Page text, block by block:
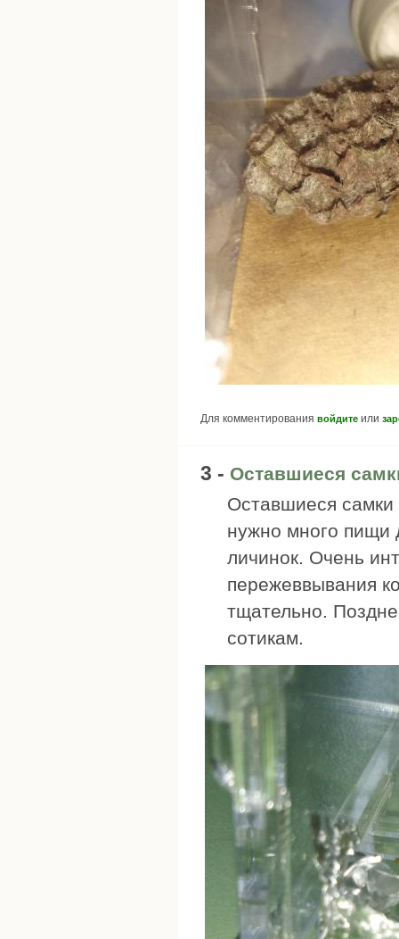
Для комментирования войдите или
3 - Оставшиеся
Оставшиеся
нужно много пищи
личинок. Очень
пережеввывания
тщательно.
сотикам.